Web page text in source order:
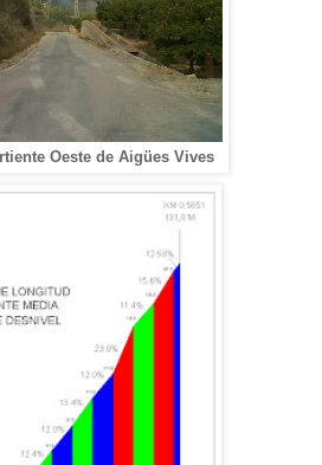
Oeste de Aigües Vives